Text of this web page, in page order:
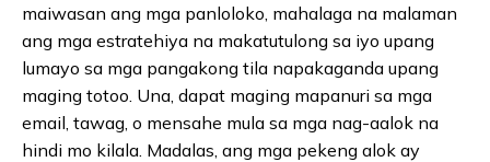
maiwasan ang mga panloloko, mahalaga na malaman
ang mga estratehiya na makatutulong sa iyo upang
lumayo sa mga pangakong tila napakaganda upang
maging totoo. Una, dapat maging mapanuri sa mga
email, tawag, o mensahe mula sa mga nag-aalok na
hindi mo kilala. Madalas, ang mga pekeng alok ay